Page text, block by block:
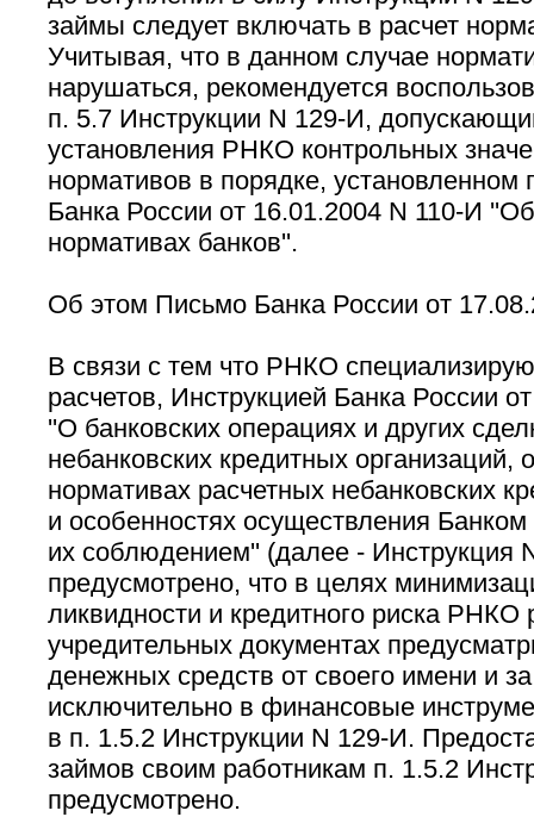
займы следует включать в расчет
Учитывая, что в данном случае
нарушаться, рекомендуется
п. 5.7 Инструкции N 129-И,
установления РНКО контрольных
нормативов в порядке, установленном
Банка России от 16.01.2004 N 110-И
нормативах банков''.
Об этом Письмо Банка России от
В связи с тем что РНКО
расчетов, Инструкцией Банка России
''О банковских операциях и других
небанковских кредитных организаций,
нормативах расчетных небанковских
и особенностях осуществления
их соблюдением'' (далее - Инструкция
предусмотрено, что в целях
ликвидности и кредитного риска РНКО
учредительных документах
денежных средств от своего имени и за
исключительно в финансовые
в п. 1.5.2 Инструкции N 129-И.
займов своим работникам п. 1.5.2
предусмотрено.